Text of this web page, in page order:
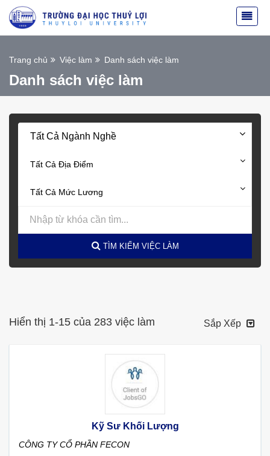
Trang chủ Việc làm Danh sách việc làm
Danh sách việc làm
Tất Cả Ngành Nghề
Tất Cả Địa Điểm
Tất Cả Mức Lương
TÌM KIẾM VIỆC LÀM
Hiển thị 1-15 của 283 việc làm Sắp Xếp
Kỹ Sư Khối Lượng
CÔNG TY CỔ PHẦN FECON